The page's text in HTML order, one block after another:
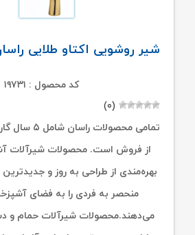
شیر روشویی اکتاو طلایی
کد محصول : ۱۹۷۳۱
(۰)
تمامی
از فروش است. محصولات شیرآلات
بهره‌مندی از طراحی به روز و جدیدترین
منحصر به فردی را به فضای
می‌دهند.محصولات شیرآلات حمام و